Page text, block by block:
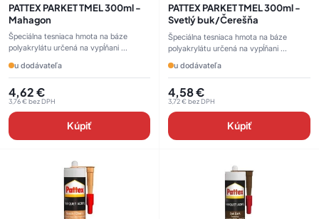
PATTEX PARKET TMEL 300ml -
Mahagon
Špeciálna tesniaca hmota na báze
polyakrylátu určená na vypĺňani ...
u dodávateľa
4,62€
3,76€bez DPH
Kúpiť
PATTEX PARKET TMEL 300ml -
Svetlý buk/Čerešňa
Špeciálna tesniaca hmota na báze
polyakrylátu určená na vypĺňani ...
u dodávateľa
4,58€
3,72€bez DPH
Kúpiť